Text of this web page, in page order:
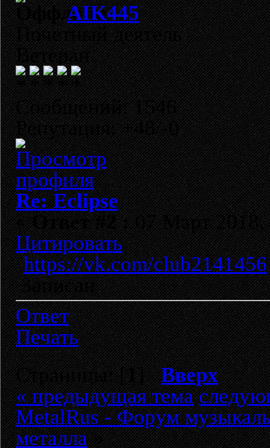
AIK445
Почетный деятель
Ветеран
Сообщений: 1546
Репутация: +48/-0
Re: Eclipse
«Ответ #2 :07 Март 2018,
Цитировать
https://vk.com/club2141456
Записан
Ответ
Печать
Страницы: [1]Вверх
« предыдущая тема
MetalRus - Форум
металла»